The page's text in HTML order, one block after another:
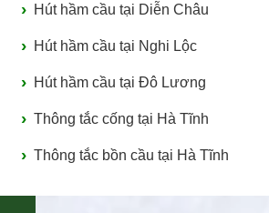
Hút hầm cầu tại Diễn Châu
Hút hầm cầu tại Nghi Lộc
Hút hầm cầu tại Đô Lương
Thông tắc cống tại Hà Tĩnh
Thông tắc bồn cầu tại Hà Tĩnh